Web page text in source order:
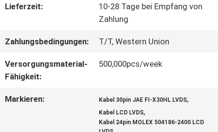
MIT
NEUIGKEITEN
RECHTSSACHEN
Lieferzeit:
10-28 Tage bei Empfang von
Zahlung
Zahlungsbedingungen: T/T, Western Union
Versorgungsmaterial-
Fähigkeit:
500,000pcs/week
Markieren: Kabel 30pin JAE FI-X30HL LVDS,
Kabel LCD LVDS,
Kabel 24pin MOLEX 504186-2400 LCD